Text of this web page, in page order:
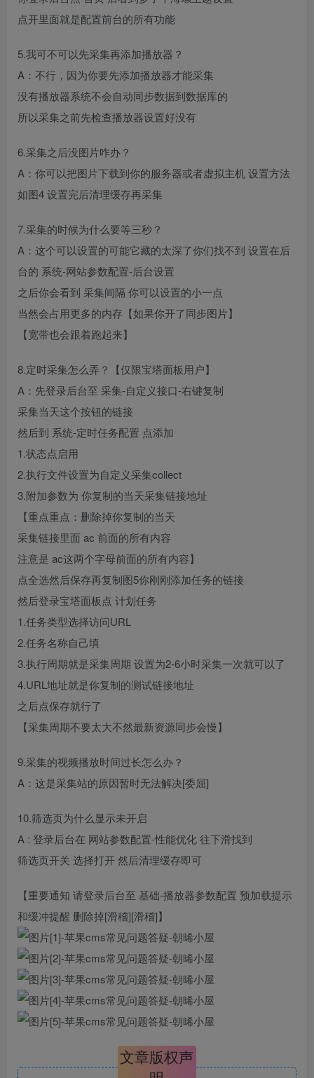
点开里面就是配置前台的所有功能
5.我可不可以先采集再添加播放器？
A：不行，因为你要先添加播放器才能采集
没有播放器系统不会自动同步数据到数据库的
所以采集之前先检查播放器设置好没有
6.采集之后没图片咋办？
A：你可以把图片下载到你的服务器或者虚拟主机 设置方法
如图4 设置完后清理缓存再采集
7.采集的时候为什么要等三秒？
A：这个可以设置的可能它藏的太深了你们找不到 设置在后
台的 系统-网站参数配置-后台设置
之后你会看到 采集间隔 你可以设置的小一点
当然会占用更多的内存【如果你开了同步图片】
【宽带也会跟着跑起来】
8.定时采集怎么弄？【仅限宝塔面板用户】
A：先登录后台至 采集-自定义接口-右键复制
采集当天这个按钮的链接
然后到 系统-定时任务配置 点添加
1.状态点启用
2.执行文件设置为自定义采集collect
3.附加参数为 你复制的当天采集链接地址
【重点重点：删除掉你复制的当天
采集链接里面 ac 前面的所有内容
注意是 ac这两个字母前面的所有内容】
点全选然后保存再复制图5你刚刚添加任务的链接
然后登录宝塔面板点 计划任务
1.任务类型选择访问URL
2.任务名称自己填
3.执行周期就是采集周期 设置为2-6小时采集一次就可以了
4.URL地址就是你复制的测试链接地址
之后点保存就行了
【采集周期不要太大不然最新资源同步会慢】
9.采集的视频播放时间过长怎么办？
A：这是采集站的原因暂时无法解决[委屈]
10.筛选页为什么显示未开启
A : 登录后台在 网站参数配置-性能优化 往下滑找到
筛选页开关 选择打开 然后清理缓存即可
【重要通知 请登录后台至 基础-播放器参数配置 预加载提示
和缓冲提醒 删除掉[滑稽][滑稽]】
文章版权声